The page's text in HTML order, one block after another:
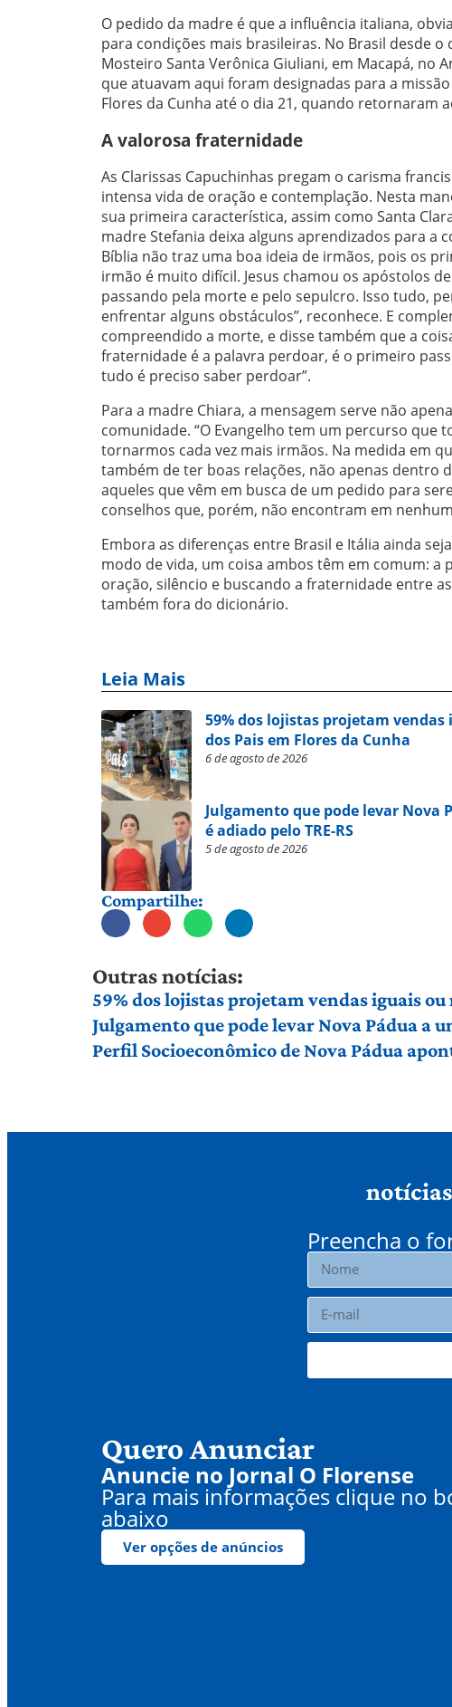
O pedido da madre é que a influência italiana,
para condições mais brasileiras. No Brasil desde
Mosteiro Santa Verônica Giuliani, em Macapá, no
que atuavam aqui foram designadas para a
Flores da Cunha até o dia 21, quando retornaram
A valorosa fraternidade
As Clarissas Capuchinhas pregam o carisma
intensa vida de oração e contemplação. Nesta
sua primeira característica, assim como Santa
madre Stefania deixa alguns aprendizados para a
Bíblia não traz uma boa ideia de irmãos, pois os
irmão é muito difícil. Jesus chamou os apóstolos
passando pela morte e pelo sepulcro. Isso tudo,
enfrentar alguns obstáculos”, reconhece. E
compreendido a morte, e disse também que a
fraternidade é a palavra perdoar, é o primeiro
tudo é preciso saber perdoar”.
Para a madre Chiara, a mensagem serve não
comunidade. “O Evangelho tem um percurso
tornarmos cada vez mais irmãos. Na medida em
também de ter boas relações, não apenas dentro
aqueles que vêm em busca de um pedido para
conselhos que, porém, não encontram em
Embora as diferenças entre Brasil e Itália ainda
modo de vida, um coisa ambos têm em comum: a
oração, silêncio e buscando a fraternidade entre
também fora do dicionário.
Leia Mais
59% dos lojistas projetam
dos Pais em Flores da Cunha
6 de agosto de 2026
Julgamento que pode levar Nova
é adiado pelo TRE-RS
5 de agosto de 2026
Compartilhe:
Outras notícias:
59% dos lojistas projetam vendas iguais
Julgamento que pode levar Nova Pádua a
Perfil Socioeconômico de Nova Pádua
notícias
Preencha o
Quero Anunciar
Anuncie no Jornal O Florense
Para mais informações clique no
abaixo
Ver opções de anúncios